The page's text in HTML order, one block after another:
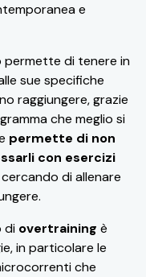
e
di tenere in
sue specifiche
raggiungere, grazie
che meglio si
permette di non
con esercizi
di allenare
di overtraining è
in particolare le
che